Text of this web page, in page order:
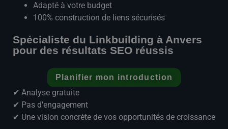
Adapté à votre budget
100% construction de liens sécurisés
Spécialiste du Linkbuilding à Anvers
pour des résultats SEO réussis
Planifier mon introduction
✔ Analyse gratuite
✔ Pas d'engagement
✔ Une vision concrète de vos opportunités de croissance